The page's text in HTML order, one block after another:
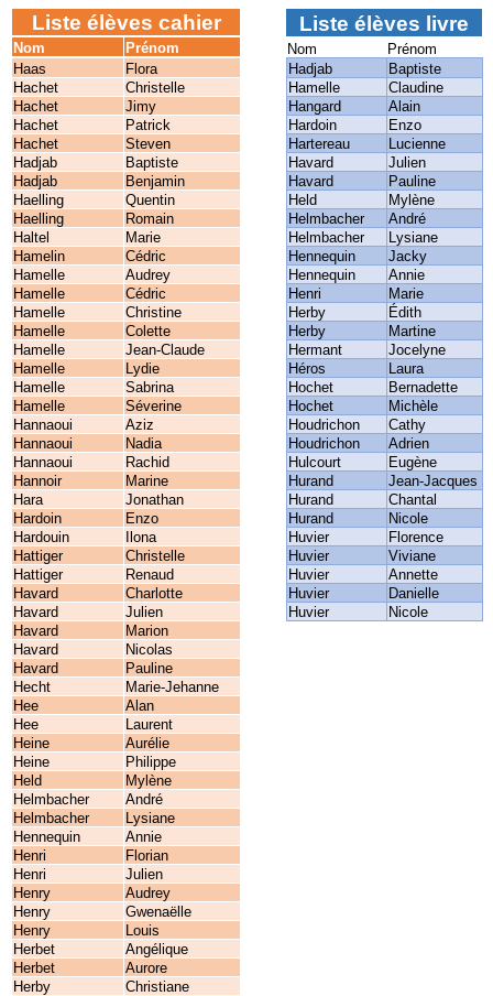
Liste élèves cahier Liste élèves livre
Nom Prénom Nom
Prénom
Haas
Flora Hadjab
Baptiste
Hachet
Christelle Hamelle
Claudine
Hachet
Jimy Hangard
Alain
Hachet
Patrick Hardoin
Enzo
Hachet
Steven Hartereau
Lucienne
Hadjab
Baptiste Havard
Julien
Hadjab
Benjamin Havard
Pauline
Haelling
Quentin Held
Mylène
Haelling
Romain Helmbacher
André
Haltel
Marie Helmbacher
Lysiane
Hamelin
Cédric Hennequin
Jacky
Hamelle
Audrey Hennequin
Annie
Hamelle
Cédric Henri
Marie
Hamelle
Christine Herby
Édith
Hamelle
Colette Herby
Martine
Hamelle
Jean-Claude Hermant
Jocelyne
Hamelle
Lydie Héros
Laura
Hamelle
Sabrina Hochet
Bernadette
Hamelle
Séverine Hochet
Michèle
Hannaoui
Aziz Houdrichon
Cathy
Hannaoui
Nadia Houdrichon
Adrien
Hannaoui
Rachid Hulcourt
Eugène
Hannoir
Marine Hurand
Jean-Jacques
Hara
Jonathan Hurand
Chantal
Hardoin
Enzo Hurand
Nicole
Hardouin
Ilona Huvier
Florence
Hattiger
Christelle Huvier
Viviane
Hattiger
Renaud Huvier
Annette
Havard
Charlotte Huvier
Danielle
Havard
Julien Huvier
Nicole
Havard
Marion
Havard
Nicolas
Havard
Pauline
Hecht
Marie-Jehanne
Hee
Alan
Hee
Laurent
Heine
Aurélie
Heine
Philippe
Held
Mylène
Helmbacher
André
Helmbacher
Lysiane
Hennequin
Annie
Henri
Florian
Henri
Julien
Henry
Audrey
Henry
Gwenaëlle
Henry
Louis
Herbet
Angélique
Herbet
Aurore
Herby
Christiane